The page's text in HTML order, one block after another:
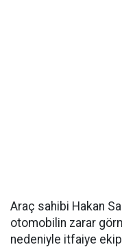
Araç sahibi Hakan
otomobilin zarar
nedeniyle itfaiye